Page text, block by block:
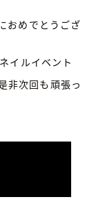
おめでとうござ
イルイベント
非次回も頑張っ